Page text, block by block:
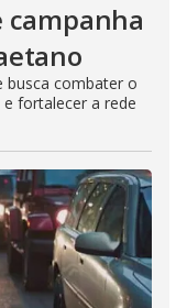
campanha
busca combater o
fortalecer a rede